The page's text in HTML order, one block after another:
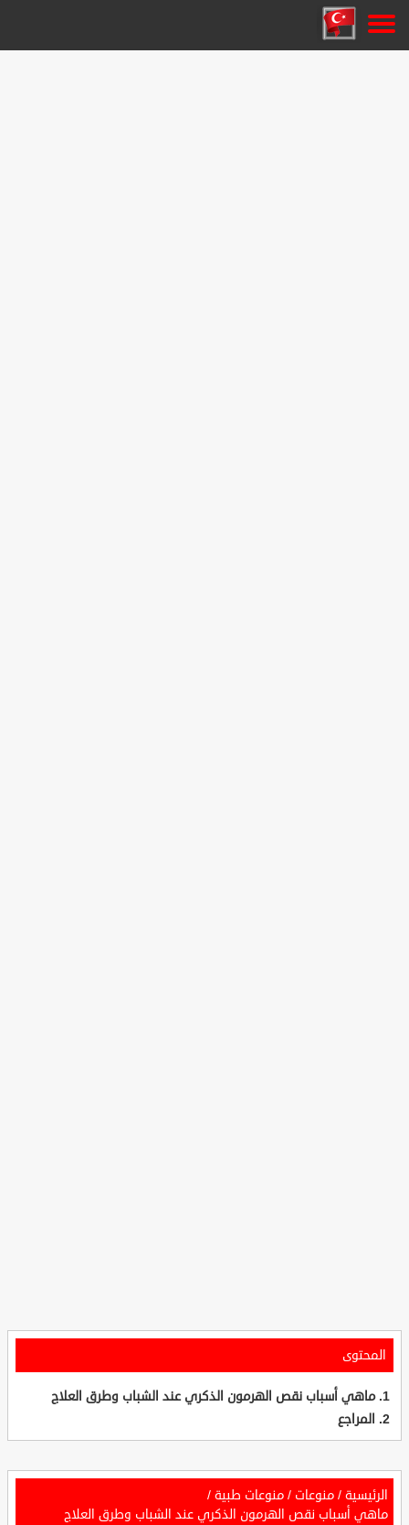
المحتوى
ماهي أسباب نقص الهرمون الذكري عند الشباب وطرق العلاج
المراجع
الرئيسية / منوعات / منوعات طبية /
ماهي أسباب نقص الهرمون الذكري عند الشباب وطرق العلاج